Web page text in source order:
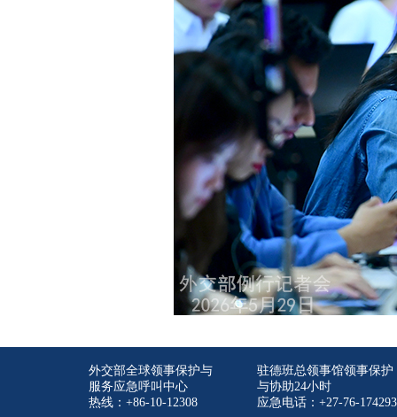
外交部全球领事保护与
服务应急呼叫中心
热线：+86-10-12308
驻德班总领事馆领事保护
与协助24小时
应急电话：+27-76-